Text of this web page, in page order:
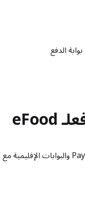
الدفع
لـ eFood